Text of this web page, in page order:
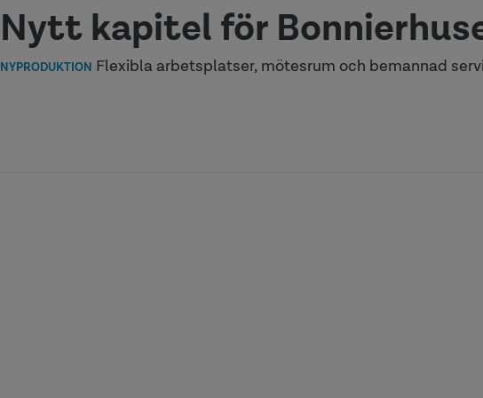
Nytt kapitel för
NYPRODUKTION Flexibla arbetsplatser, mötesrum och bemannad